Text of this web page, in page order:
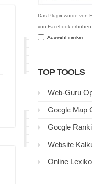
Das Plugin wurde von
von Facebook erhoben
Auswahl merken
TOP TOOLS
Web-Guru
Google Map
Google
Website
Online